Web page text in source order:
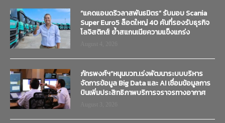
“แคดแอนดริวลาสพันธมิตร” รับมอบ Scania
Super Euro5 ล็อตใหญ่ 40 คันที่รองรับธุรกิจ
โลจิสติกส์ ย้ำสแกนเนียความแข็งแกร่ง
ภัทรพงศ์ฯ”หนุนบวท.เร่งพัฒนาระบบบริหาร
จัดการข้อมูล Big Data และ AI เชื่อมข้อมูลการ
บินเพิ่มประสิทธิภาพบริการจราจรทางอากาศ